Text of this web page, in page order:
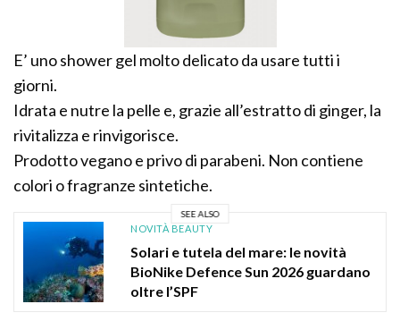
E’ uno shower gel molto delicato da usare tutti i
giorni.
Idrata e nutre la pelle e, grazie all’estratto di ginger, la
rivitalizza e rinvigorisce.
Prodotto vegano e privo di parabeni. Non contiene
colori o fragranze sintetiche.
SEE ALSO
NOVITÀ BEAUTY
Solari e tutela del mare: le novità
BioNike Defence Sun 2026 guardano
oltre l’SPF